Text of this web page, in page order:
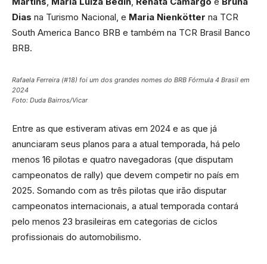
Dias na Turismo Nacional, e Maria Nienkötter na TCR
South America Banco BRB e também na TCR Brasil Banco
BRB.
Rafaela Ferreira (#18) foi um dos grandes nomes do BRB Fórmula 4 Brasil em
2024
Foto: Duda Bairros/Vicar
Entre as que estiveram ativas em 2024 e as que já
anunciaram seus planos para a atual temporada, há pelo
menos 16 pilotas e quatro navegadoras (que disputam
campeonatos de rally) que devem competir no país em
2025. Somando com as três pilotas que irão disputar
campeonatos internacionais, a atual temporada contará
pelo menos 23 brasileiras em categorias de ciclos
profissionais do automobilismo.